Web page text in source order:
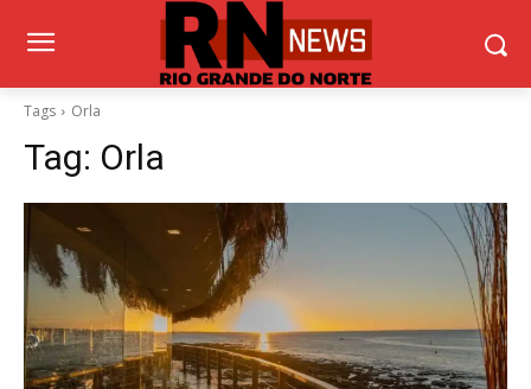
Tags Orla
Tag: Orla